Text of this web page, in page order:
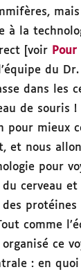
à la
[voir
du
dans les
de souris !
pour mieux
et nous
pour
cerveau et
protéines
comme
ce
: en